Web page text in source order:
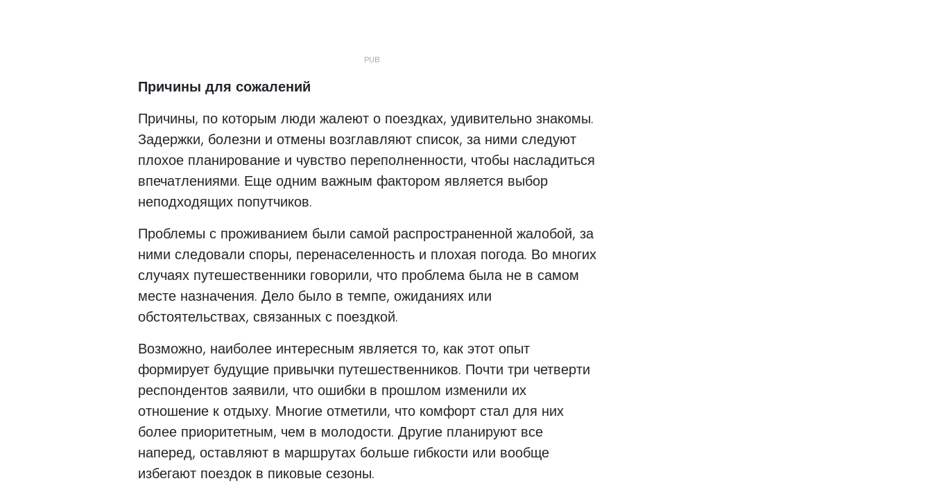
Причины для сожалений
Причины, по которым люди жалеют о поездках, удивительно знакомы.
Задержки, болезни и отмены возглавляют список, за ними следуют
плохое планирование и чувство переполненности, чтобы насладиться
впечатлениями. Еще одним важным фактором является выбор
неподходящих попутчиков.
Проблемы с проживанием были самой распространенной жалобой, за
ними следовали споры, перенаселенность и плохая погода. Во многих
случаях путешественники говорили, что проблема была не в самом
месте назначения. Дело было в темпе, ожиданиях или
обстоятельствах, связанных с поездкой.
Возможно, наиболее интересным является то, как этот опыт
формирует будущие привычки путешественников. Почти три четверти
респондентов заявили, что ошибки в прошлом изменили их
отношение к отдыху. Многие отметили, что комфорт стал для них
более приоритетным, чем в молодости. Другие планируют все
наперед, оставляют в маршрутах больше гибкости или вообще
избегают поездок в пиковые сезоны.